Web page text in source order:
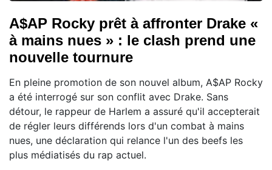
A$AP Rocky prêt à affronter Drake «
à mains nues » : le clash prend une
nouvelle tournure
En pleine promotion de son nouvel album, A$AP Rocky
a été interrogé sur son conflit avec Drake. Sans
détour, le rappeur de Harlem a assuré qu'il accepterait
de régler leurs différends lors d'un combat à mains
nues, une déclaration qui relance l'un des beefs les
plus médiatisés du rap actuel.